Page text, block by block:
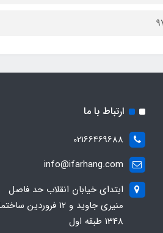
ارتباط با ما
02166469688
info@ifarhang.com
ابتداي خيابان انقلاب حد فاصل
منيري جاويد و 12 فروردين
1348 طبقه اول